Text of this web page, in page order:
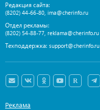
Редакция сайта:
(8202) 44-66-80 ima@cherinfo.ru
Отдел рекламы:
(8202) 54-88-77 reklama@cherinfo.ru
Техподдержка: support@cherinfo.ru
Реклама